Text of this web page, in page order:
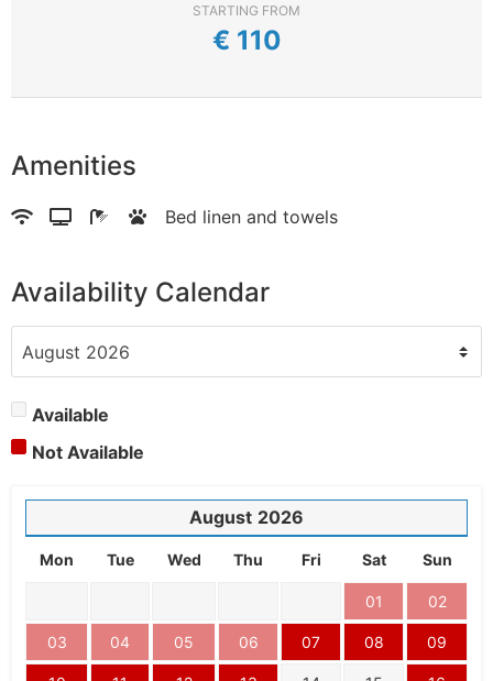
STARTING FROM
€ 110
Amenities
Bed linen and towels
Availability Calendar
Available
Not Available
August 2026
Mon Tue Wed Thu Fri Sat Sun
01 02
03 04 05 06 07 08 09